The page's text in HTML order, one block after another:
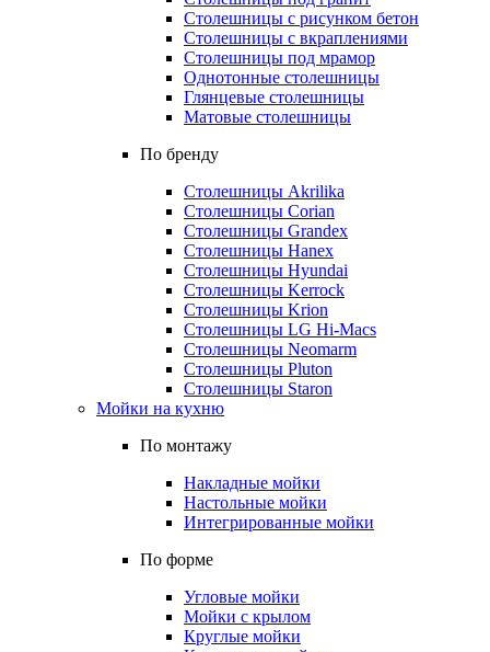
Столешницы с рисунком бетон
Столешницы с вкраплениями
Столешницы под мрамор
Однотонные столешницы
Глянцевые столешницы
Матовые столешницы
По бренду
Столешницы Akrilika
Столешницы Corian
Столешницы Grandex
Столешницы Hanex
Столешницы Hyundai
Столешницы Kerrock
Столешницы Krion
Столешницы LG Hi-Macs
Столешницы Neomarm
Столешницы Pluton
Столешницы Staron
Мойки на кухню
По монтажу
Накладные мойки
Настольные мойки
Интегрированные мойки
По форме
Угловые мойки
Мойки с крылом
Круглые мойки